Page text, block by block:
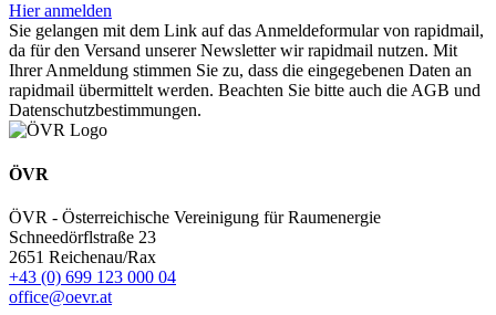
Hier anmelden
Sie gelangen mit dem Link auf das Anmeldeformular von rapidmail,
da für den Versand unserer Newsletter wir rapidmail nutzen. Mit
Ihrer Anmeldung stimmen Sie zu, dass die eingegebenen Daten an
rapidmail übermittelt werden. Beachten Sie bitte auch die AGB und
Datenschutzbestimmungen.
ÖVR
ÖVR - Österreichische Vereinigung für Raumenergie
Schneedörflstraße 23
2651 Reichenau/Rax
+43 (0) 699 123 000 04
office@oevr.at